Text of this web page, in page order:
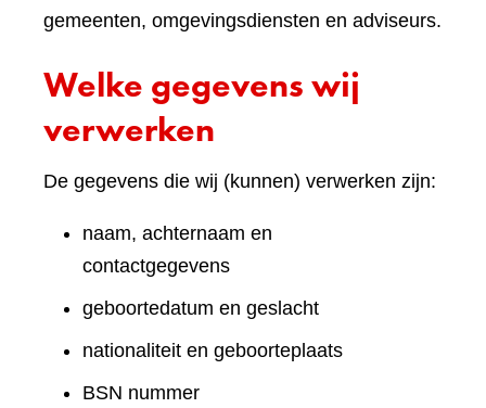
gemeenten, omgevingsdiensten en adviseurs.
Welke gegevens wij
verwerken
De gegevens die wij (kunnen) verwerken zijn:
naam, achternaam en
contactgegevens
geboortedatum en geslacht
nationaliteit en geboorteplaats
BSN nummer